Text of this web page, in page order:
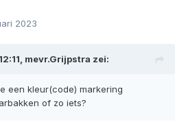
2023
mevr.Grijpstra zei:
een kleur(code) markering
of zo iets?